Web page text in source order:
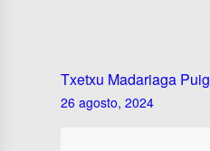
Txetxu Madariaga Puig
26 agosto, 2024